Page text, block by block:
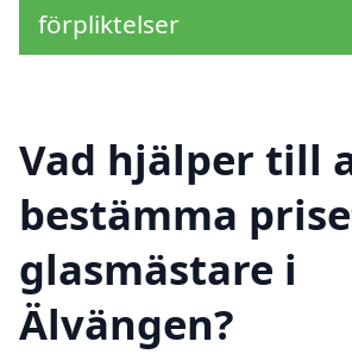
förpliktelser
Vad hjälper till
bestämma
glasmästare i
Älvängen?